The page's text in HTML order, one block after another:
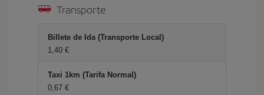
Transporte
Billete de Ida (Transporte Local)
1,40 €
Taxi 1km (Tarifa Normal)
0,67 €